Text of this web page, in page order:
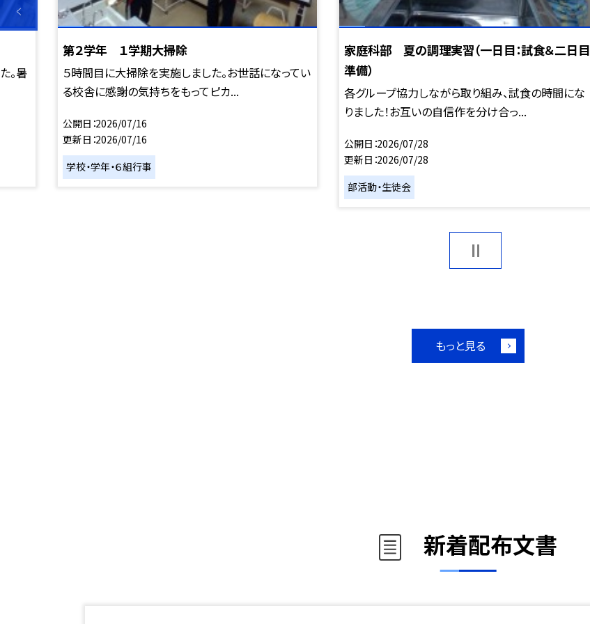
。暑
第２学年 １学期大掃除
５時間目に大掃除を実施しました。お世話になってい
る校舎に感謝の気持ちをもってピカ...
公開日 2026/07/16
更新日 2026/07/16
学校・学年・６組行事
家庭科部 夏の調理実習（一日目：試食＆二日目
準備）
各グループ協力しながら取り組み、試食の時間にな
りました！お互いの自信作を分け合っ...
公開日 2026/07/28
更新日 2026/07/28
部活動・生徒会
もっと見る
新着配布文書